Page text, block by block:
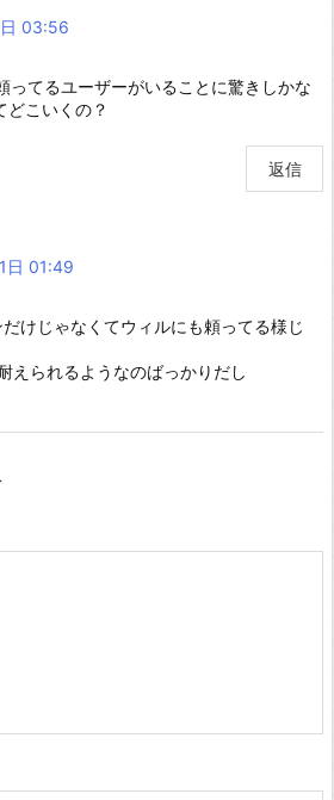
03:56
ってるユーザーがいることに驚きしかな
こいくの？
返信
日 01:49
けじゃなくてウィルにも頼ってる様じ
えられるようなのばっかりだし